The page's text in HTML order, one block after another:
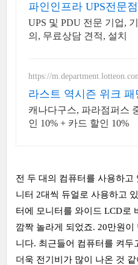
파인인프라 UPS전문
PDU전문
UPS 및 PDU 전문 기업,
의, 무료상담 견적, 설치
https://
라스트 역시즌 위크 패
대 74% 할인
캐나다구스, 파라점퍼스
인 10% + 카드 할인 10%
전 두 대의 컴퓨터를 사용하고
니터 2대씩 듀얼로 사용하고
터에 모니터를 와이드 LCD로
깜짝 놀라게 되었죠. 20만원
니다. 최근들어 컴퓨터를 켜두
더욱 전기비가 많이 나온 것 같